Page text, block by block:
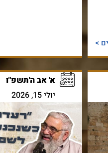
>
א' אב ה'תשפ"ו
יולי 15, 2026